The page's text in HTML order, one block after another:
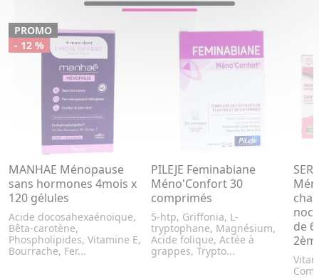
PROMO
- 12 %
MANHAE Ménopause
sans hormones 4mois x
120 gélules
Acide docosahexaénoïque,
Bêta-carotène,
Phospholipides, Vitamine E,
Bourrache, Fer...
PILEJE Feminabiane
Méno'Confort 30
comprimés
5-htp, Griffonia, L-
tryptophane, Magnésium,
Acide folique, Actée à
grappes, Trypto...
de